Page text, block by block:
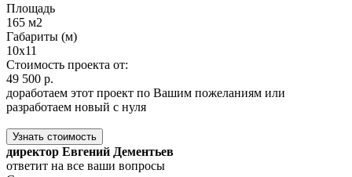
Площадь
165 м2
Габариты (м)
10х11
Стоимость проекта от:
49 500 р.
доработаем этот проект по Вашим пожеланиям или
разработаем новый с нуля
Узнать стоимость
директор Евгений Дементьев
ответит на все ваши вопросы